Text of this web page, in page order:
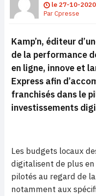
le 27-10-2020
ParCpresse
Kamp’n, éditeur
de la performance
en ligne, innove et
Express afin
franchisés dans le
investissements
Les budgets locaux
digitalisent de plus
pilotés au regard de
notamment aux